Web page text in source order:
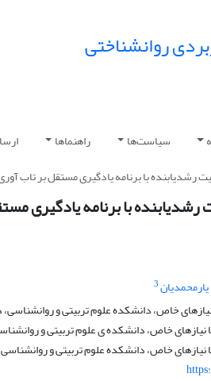
روانشناختی
سیاست‌ها راهنماها
رشدیابنده با برنامه یادگیری مستقل بر تاب
با برنامه
3
خاص، دانشکده علوم تربیتی و روانشناسی،
خاص، دانشکده ی علوم تربیتی و
خاص، دانشکده علوم تربیتی و روانشناسی